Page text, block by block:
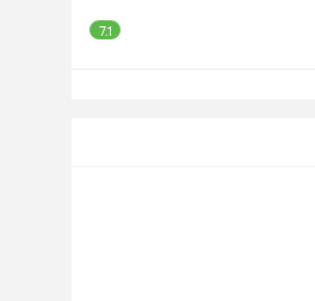
7.1